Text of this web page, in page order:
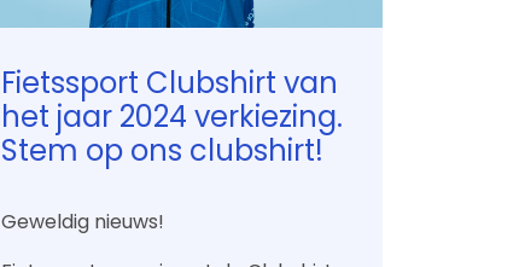
Fietssport Clubshirt van
het jaar 2024 verkiezing.
Stem op ons clubshirt!
Geweldig nieuws!